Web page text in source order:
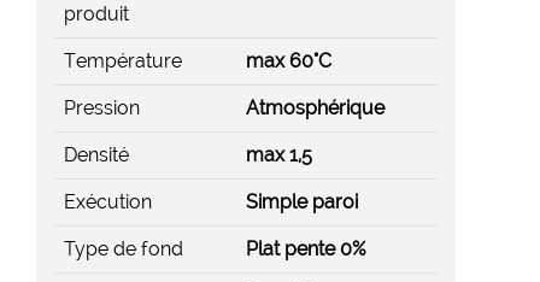
produit
Température max 60°C
Pression Atmosphérique
Densité max 1,5
Exécution Simple paroi
Type de fond Plat pente 0%